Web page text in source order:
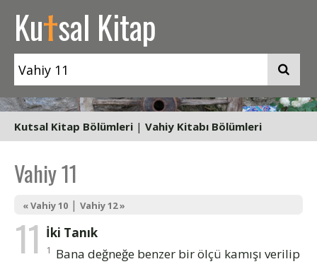
Kutsal Kitap
Kutsal Kitap Bölümleri | Vahiy Kitabı Bölümleri
Vahiy 11
« Vahiy 10 | Vahiy 12 »
11 İki Tanık
1 Bana değneğe benzer bir ölçü kamışı verilip